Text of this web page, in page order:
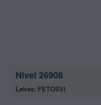
Nivel 26908
Letras: FETOSVI